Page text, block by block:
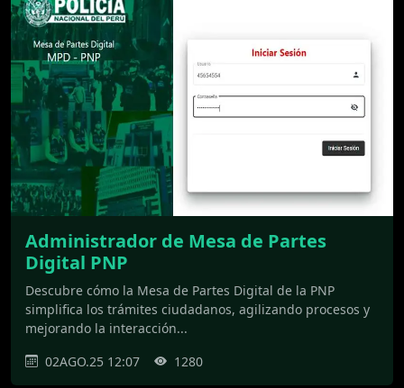
Administrador de Mesa de Partes
Digital PNP
Descubre cómo la Mesa de Partes Digital de la PNP
simplifica los trámites ciudadanos, agilizando procesos y
mejorando la interacción...
02AGO.25 12:07
1280